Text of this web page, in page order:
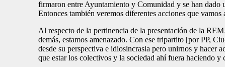
firmaron entre Ayuntamiento y Comunidad y se han dado
Entonces también veremos diferentes acciones que vamos
Al respecto de la pertinencia de la presentación de la
demás, estamos amenazado. Con ese tripartito [por PP,
desde su perspectiva e idiosincrasia pero unirnos y hacer
que estar los colectivos y la sociedad ahí fuera haciendo y